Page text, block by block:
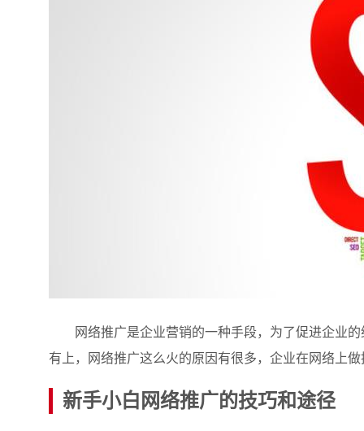
网络推广是企业营销的一种手段，为了促进企业的
有上，网络推广这么火的原因有很多，企业在网络上
新手小白网络推广的技巧和途径